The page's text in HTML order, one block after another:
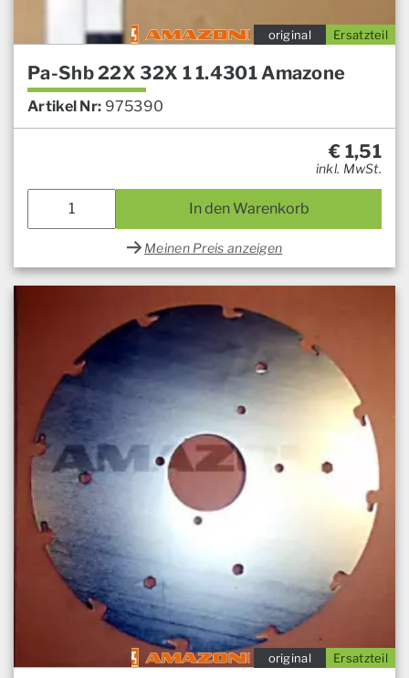
Ersatzteil
original
Pa-Shb 22X 32X 1 1.4301 Amazone
Artikel Nr: 975390
€ 1,51
inkl. MwSt.
In den Warenkorb
Meinen Preis anzeigen
Ersatzteil
original